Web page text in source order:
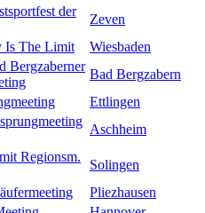
der
Zeven
Is The Limit
Wiesbaden
Bergzaberner
Bad Bergzabern
Ettlingen
Aschheim
Regionsm.
Solingen
Pliezhausen